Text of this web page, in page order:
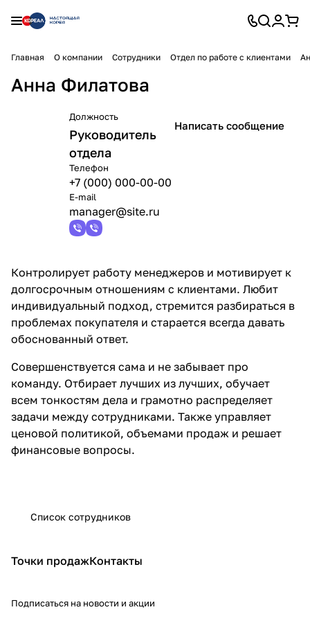
Главная О компании Сотрудники Отдел по работе с клиентами
Анна Филатова
Должность
Руководитель
отдела
Телефон
+7 (000) 000-00-00
E-mail
manager@site.ru
Написать сообщение
Контролирует работу менеджеров и мотивирует к
долгосрочным отношениям с клиентами. Любит
индивидуальный подход, стремится разбираться в
проблемах покупателя и старается всегда давать
обоснованный ответ.
Совершенствуется сама и не забывает про
команду. Отбирает лучших из лучших, обучает
всем тонкостям дела и грамотно распределяет
задачи между сотрудниками. Также управляет
ценовой политикой, объемами продаж и решает
финансовые вопросы.
Список сотрудников
Точки продажКонтакты
Подписаться на новости и акции